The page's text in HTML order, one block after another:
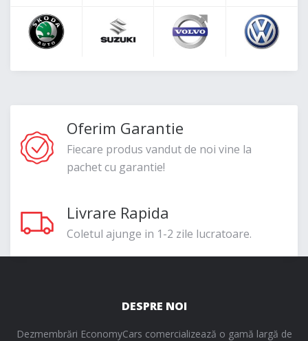
Oferim Garantie
Fiecare produs vandut de noi vine la
pachet cu garantie!
Livrare Rapida
Coletul ajunge in 1-2 zile lucratoare.
DESPRE NOI
Dezmembrări EconomyCars comercializează o gamă largă de